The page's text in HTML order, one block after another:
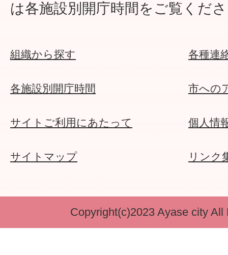
は各施設別開庁時間をご覧くだ
組織から探す 各種連
各施設別開庁時間 市への
サイトご利用にあたって 個人情
サイトマップ リンク
Copyright(c)2023 Ayase city